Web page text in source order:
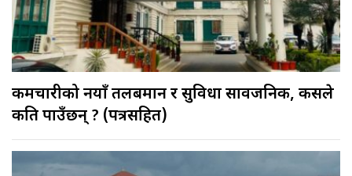
कर्मचारीको नयाँ तलबमान र सुविधा सार्वजनिक, कसले
कति पाउँछन् ? (पत्रसहित)